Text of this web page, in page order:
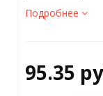
Подробнее
95.35